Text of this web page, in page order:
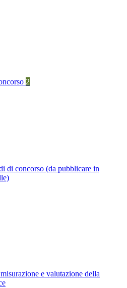
2
di concorso (da pubblicare in
e valutazione della